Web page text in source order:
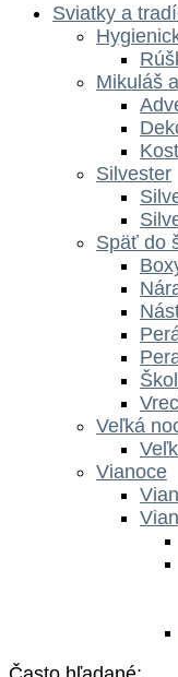
Sviatky a
Mikuláš
Silvester
Späť do
Veľká
Vianoce